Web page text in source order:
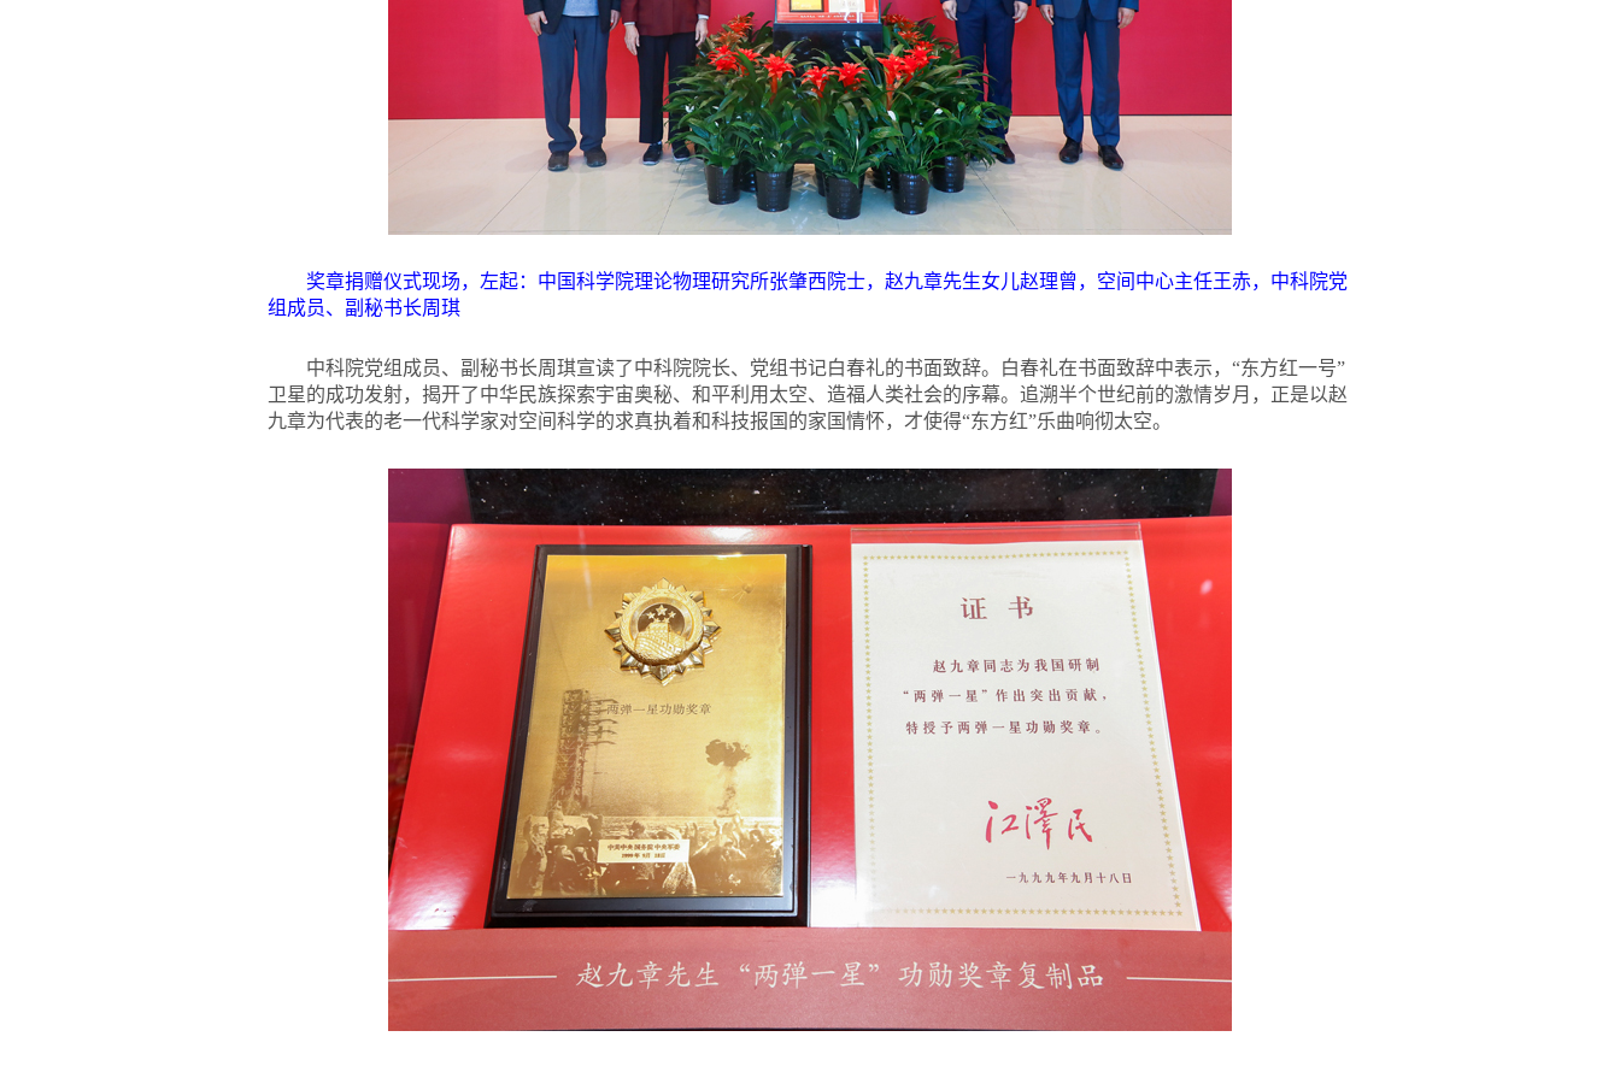
奖章捐赠仪式现场，左起：中国科学院理论物理研究所张肇西院士，赵九章先生女儿赵理曾，空间中心主任王赤，中科院党
组成员、副秘书长周琪
中科院党组成员、副秘书长周琪宣读了中科院院长、党组书记白春礼的书面致辞。白春礼在书面致辞中表示，“东方红一号”
卫星的成功发射，揭开了中华民族探索宇宙奥秘、和平利用太空、造福人类社会的序幕。追溯半个世纪前的激情岁月，正是以赵
九章为代表的老一代科学家对空间科学的求真执着和科技报国的家国情怀，才使得“东方红”乐曲响彻太空。